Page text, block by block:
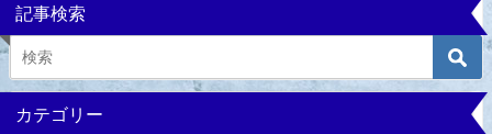
記事検索
カテゴリー